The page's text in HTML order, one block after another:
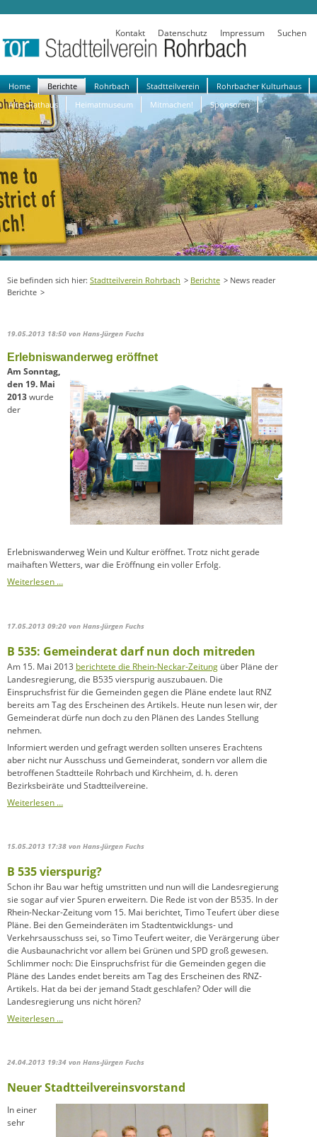
Kontakt Datenschutz Impressum Suchen
Navigation
überspringen
Home Berichte Rohrbach Stadtteilverein
Rohrbacher Kulturhaus
Altes Rathaus
Heimatmuseum Mitmachen! Sponsoren
Stadtteilverein Rohrbach Berichte
News reader
Berichte
19.05.2013 18:50 von Hans-Jürgen Fuchs
Erlebniswanderweg eröffnet
Am Sonntag,
den 19. Mai
2013wurde
der
Erlebniswanderweg Wein und Kultur eröffnet. Trotz nicht gerade
maihaften Wetters, war die Eröffnung ein voller Erfolg.
Weiterlesen …
17.05.2013 09:20 von Hans-Jürgen Fuchs
B 535: Gemeinderat darf nun doch mitreden
Am 15. Mai 2013 berichtete die Rhein-Neckar-Zeitung über Pläne der
Landesregierung, die B535 vierspurig auszubauen. Die
Einspruchsfrist für die Gemeinden gegen die Pläne endete laut RNZ
bereits am Tag des Erscheinen des Artikels. Heute nun lesen wir, der
Gemeinderat dürfe nun doch zu den Plänen des Landes Stellung
nehmen.
Informiert werden und gefragt werden sollten unseres Erachtens
aber nicht nur Ausschuss und Gemeinderat, sondern vor allem die
betroffenen Stadtteile Rohrbach und Kirchheim, d. h. deren
Bezirksbeiräte und Stadtteilvereine.
Weiterlesen …B
nun
mitreden
15.05.2013 17:38 von Hans-Jürgen Fuchs
B 535 vierspurig?
Schon ihr Bau war heftig umstritten und nun will die Landesregierung
sie sogar auf vier Spuren erweitern. Die Rede ist von der B535. In der
Rhein-Neckar-Zeitung vom 15. Mai berichtet, Timo Teufert über diese
Pläne. Bei den Gemeinderäten im Stadtentwicklungs- und
Verkehrsausschuss sei, so Timo Teufert weiter, die Verärgerung über
die Ausbaunachricht vor allem bei Grünen und SPD groß gewesen.
Schlimmer noch: Die Einspruchsfrist für die Gemeinden gegen die
Pläne des Landes endet bereits am Tag des Erscheinen des RNZ-
Artikels. Hat da bei der jemand Stadt geschlafen? Oder will die
Landesregierung uns nicht hören?
Weiterlesen …B
24.04.2013 19:34 von Hans-Jürgen Fuchs
Neuer Stadtteilvereinsvorstand
In einer
sehr